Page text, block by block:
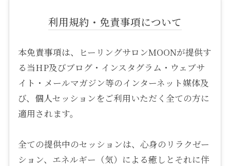
利用規約・免責事項について
本免責事項は、ヒーリングサロンMOONが提供す
る当HP及びブログ・インスタグラム・ウェブサ
イト・メールマガジン等のインターネット媒体及
び、個人セッションをご利用いただく全ての方に
適用されます。
全ての提供中のセッションは、心身のリラクゼー
ション、エネルギー（気）による癒しとそれに伴